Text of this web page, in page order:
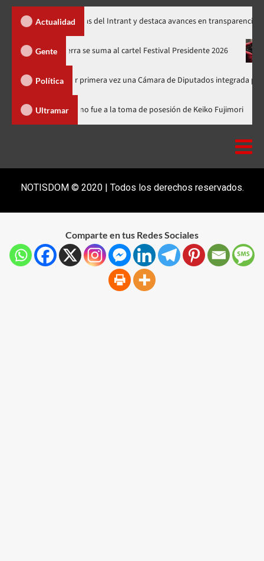
Actualidad
memorias del Intrant y destaca avances en transparencia,
Gente Juan Luis Guerra se suma al cartel Festival Presidente 2026
Política
elegirá por primera vez una Cámara de Diputados integrada por 170
UltramarLuis Abinader no fue a la toma de posesión de Keiko
NOTISDOM © 2020 | Todos los derechos reservados.
Comparte en tus Redes Sociales